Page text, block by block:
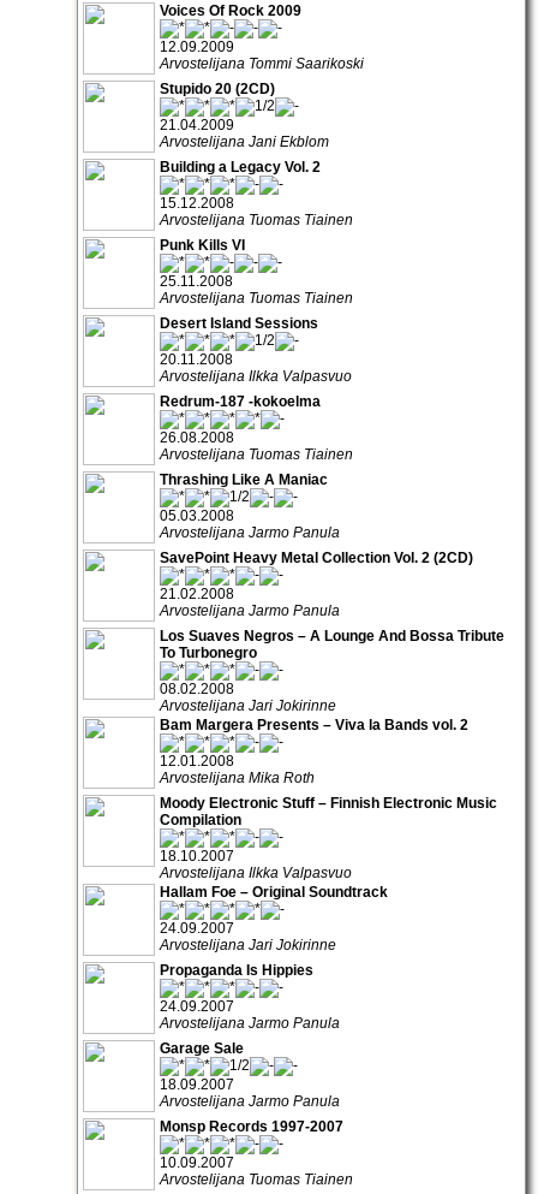
Voices Of Rock 2009
12.09.2009
Arvostelijana Tommi Saarikoski
Stupido 20 (2CD)
21.04.2009
Arvostelijana Jani Ekblom
Building a Legacy Vol. 2
15.12.2008
Arvostelijana Tuomas Tiainen
Punk Kills VI
25.11.2008
Arvostelijana Tuomas Tiainen
Desert Island Sessions
20.11.2008
Arvostelijana Ilkka Valpasvuo
Redrum-187 -kokoelma
26.08.2008
Arvostelijana Tuomas Tiainen
Thrashing Like A Maniac
05.03.2008
Arvostelijana Jarmo Panula
SavePoint Heavy Metal Collection Vol. 2 (2CD)
21.02.2008
Arvostelijana Jarmo Panula
Los Suaves Negros – A Lounge And Bossa Tribute
To Turbonegro
08.02.2008
Arvostelijana Jari Jokirinne
Bam Margera Presents – Viva la Bands vol. 2
12.01.2008
Arvostelijana Mika Roth
Moody Electronic Stuff – Finnish Electronic Music
Compilation
18.10.2007
Arvostelijana Ilkka Valpasvuo
Hallam Foe – Original Soundtrack
24.09.2007
Arvostelijana Jari Jokirinne
Propaganda Is Hippies
24.09.2007
Arvostelijana Jarmo Panula
Garage Sale
18.09.2007
Arvostelijana Jarmo Panula
Monsp Records 1997-2007
10.09.2007
Arvostelijana Tuomas Tiainen